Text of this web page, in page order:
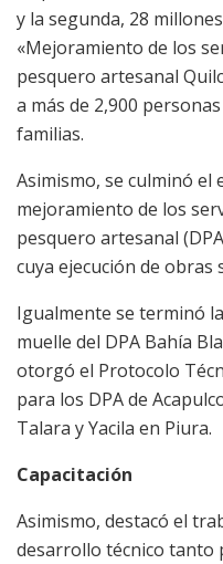
y la segunda, 28
«Mejoramiento de los
pesquero artesanal
a más de 2,900
familias.
Asimismo, se culminó el
mejoramiento de los
pesquero artesanal
cuya ejecución de obras
Igualmente se terminó
muelle del DPA Bahía
otorgó el Protocolo
para los DPA de
Talara y Yacila en Piura.
Capacitación
Asimismo, destacó el
desarrollo técnico tanto